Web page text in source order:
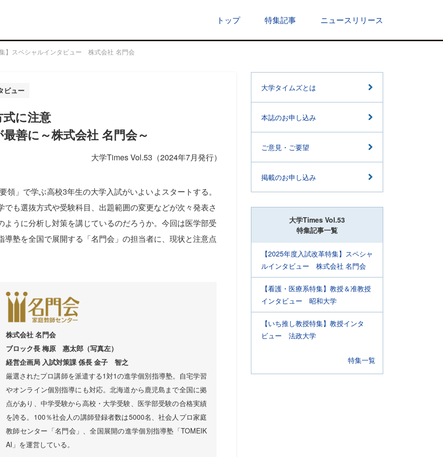
トップ 特集記事 ニュースリリース
集】スペシャルインタビュー 株式会社 名門会
ビュー
に注意
善に～株式会社 名門会～
大学Times Vol.53（2024年7月発行）
」で学ぶ高校3年生の大学入試がいよいよスタートする。
も選抜方式や受験科目、出題範囲の変更などが次々発表さ
うに分析し対策を講じているのだろうか。今回は医学部受
塾を全国で展開する「名門会」の担当者に、現状と注意点
株式会社 名門会
ブロック長 梅原 惠太郎（写真左）
経営企画局 入試対策課 係長 金子 智之
厳選されたプロ講師を派遣する1対1の進学個別指導塾。自宅学習
やオンライン個別指導にも対応。北海道から鹿児島まで全国に拠
点があり、中学受験から高校・大学受験、医学部受験の合格実績
を誇る。100％社会人の講師登録者数は5000名、社会人プロ家庭
教師センター「名門会」、全国展開の進学個別指導塾「TOMEIK
AI」を運営している。
大学タイムズとは
本誌のお申し込み
ご意見・ご要望
掲載のお申し込み
大学Times Vol.53
特集記事一覧
【2025年度入試改革特集】スペシャ
ルインタビュー 株式会社 名門会
【看護・医療系特集】教授＆准教授
インタビュー 昭和大学
【いち推し教授特集】教授インタ
ビュー 法政大学
特集一覧